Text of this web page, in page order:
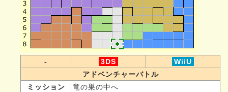
- 3DS
WiiU
アドベンチャーバトル
ミッション
竜の巣の中へ